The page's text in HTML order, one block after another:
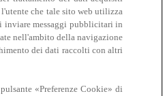
Carne
che tale sito web utilizza
messaggi pubblicitari in
nell'ambito della navigazione
dei dati raccolti con altri
«Preferenze Cookie» di